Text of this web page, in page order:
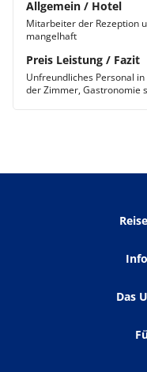
Allgemein / Hotel
Mitarbeiter der Rezeption
mangelhaft
Preis Leistung / Fazit
Unfreundliches Personal
der Zimmer, Gastronomie
Das